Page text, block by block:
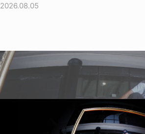
2026.08.05